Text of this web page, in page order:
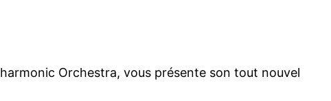
Orchestra, vous présente son tout nouvel